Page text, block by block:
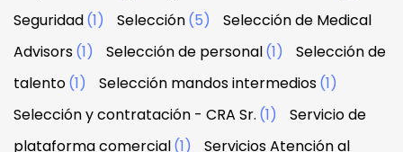
Seguridad(1) Selección(5)
Selección de Medical
Advisors(1) Selección de personal(1)
Selección de
talento(1) Selección mandos intermedios(1)
Selección y contratación - CRA Sr. (1)
Servicio de
plataforma comercial(1)
Servicios Atención al